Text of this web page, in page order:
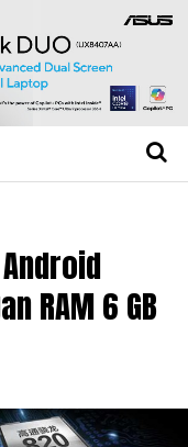
RAM 6 GB